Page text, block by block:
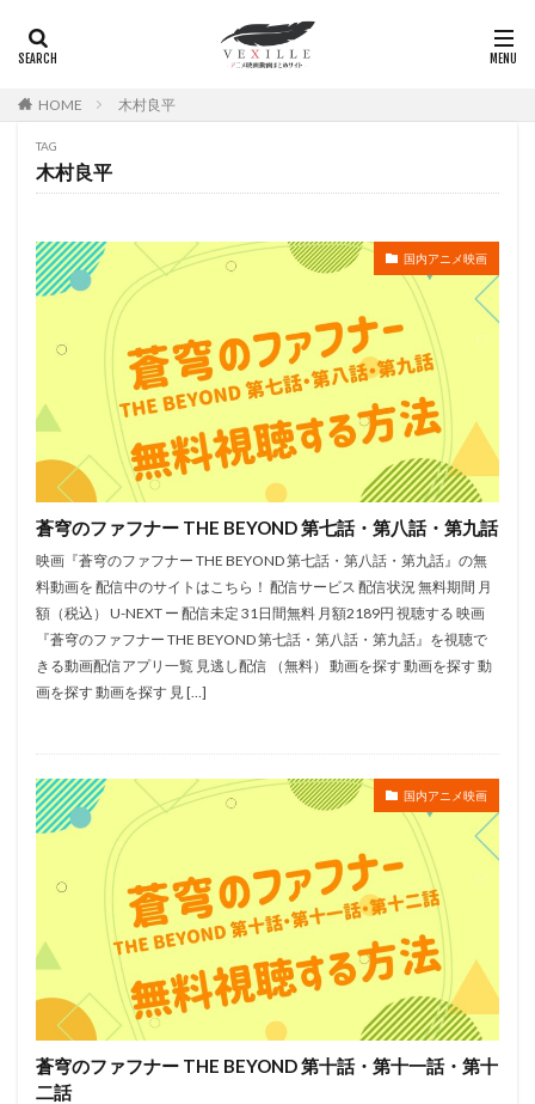
益岡徹
的井香織
的場加恵 皆口裕子
皆川純子
皆瀬まりか
相ヶ瀬龍史
相楽信頼 相沢まさき
相沢恵子
眞理ヨシコ
真下耕一 白組
白石稔
田村聖子
田畑智子
田谷隼
田野めぐみ 田野アサミ
甲斐田ゆき
甲斐田裕子
甲田将樹 畑博之
畑爽
畑野森生
畠中祐
白井悠介
白土武
白尾佳也 白川澄子
白川由美
白木美貴子
白石 涼子
白石冬美
白石晴香 福沢良一
福田信昭
蒼井翔太
花村怜美 芝田浩樹
芥川比呂志
芥川英司
芦屋雁之助 芦田愛菜
芦田豊雄
芦野芳晴
花井なお 花倉洸幸
花守ゆみり
花村さやか
花江夏樹 芝原チヤコ
花澤 香菜
花澤香菜
花輪英司
茅原実里
羽賀研二 織田優成
置鮎龍太郎
美輪明宏
羽仁麗
羽佐間道夫 羽原信義
羽多野渉
船木誠勝 肝付兼太
肥塚正史
能年玲奈
能戸隆
脇知弘
腰繁男
臼木健士朗 興津和幸
舛成孝二
舛田利雄
緒方賢一
萩本欽一
菊地凛子 菊地慶
菊地瞳
HOME 木村良平
TAG
木村良平
国内アニメ映画
蒼穹のファフナー THE BEYOND 第七話・第八話・第九話
映画『蒼穹のファフナー THE BEYOND 第七話・第八話・第九話』の無
料動画を 配信中のサイトはこちら！ 配信サービス 配信状況 無料期間 月
額（税込） U-NEXT ー 配信未定 31日間無料 月額2189円 視聴する 映画
『蒼穹のファフナー THE BEYOND 第七話・第八話・第九話』を視聴で
きる動画配信アプリ一覧 見逃し配信 （無料） 動画を探す 動画を探す 動
画を探す 動画を探す 見 […]
国内アニメ映画
蒼穹のファフナー THE BEYOND 第十話・第十一話・第十
二話